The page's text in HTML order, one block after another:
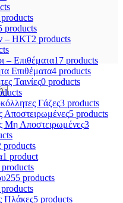
products
– ΗΚΤ2 products
– Επιθέματα17 products
Επιθέματα4 products
Ταινίες0 products
Γάζες3 products
Αποστειρωμένες5 products
Μη Αποστειρωμένες3
products
1 product
products
255 products
Πλάκες5 products